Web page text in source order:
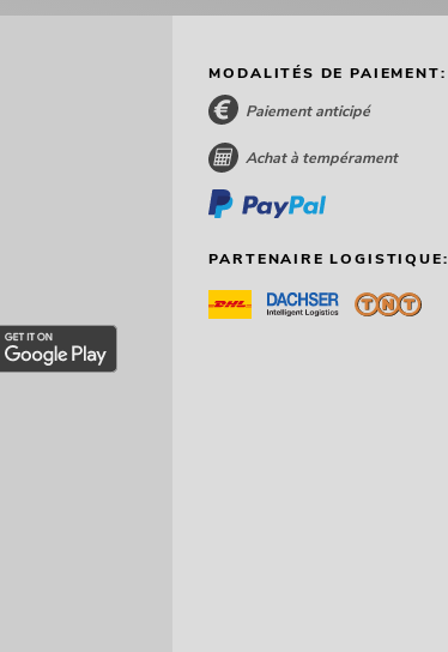
MODALITÉS DE PAIEMENT:
Paiement anticipé
Achat à tempérament
PARTENAIRE LOGISTIQUE: